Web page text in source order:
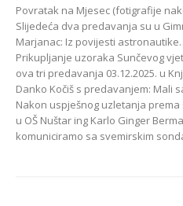
Povratak na Mjesec (fotigrafije
Slijedeća dva predavanja su u
Marjanac: Iz povijesti
Prikupljanje uzoraka Sunčevog
ova tri predavanja 03.12.2025. u
Danko Kočiš s predavanjem: Mali
Nakon uspješnog uzletanja prema
u OŠ Nuštar ing Karlo Ginger
komuniciramo sa svemirskim